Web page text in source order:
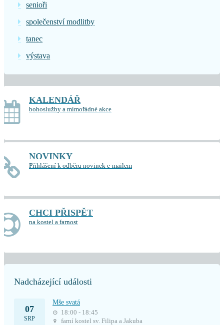
senioři
společenství modlitby
tanec
výstava
KALENDÁŘ
bohoslužby a mimořádné akce
NOVINKY
Přihlášení k odběru novinek e-mailem
CHCI PŘISPĚT
na kostel a farnost
Nadcházející události
07
SRP
Mše svatá
18:00 - 18:45
farní kostel sv. Filipa a Jakuba